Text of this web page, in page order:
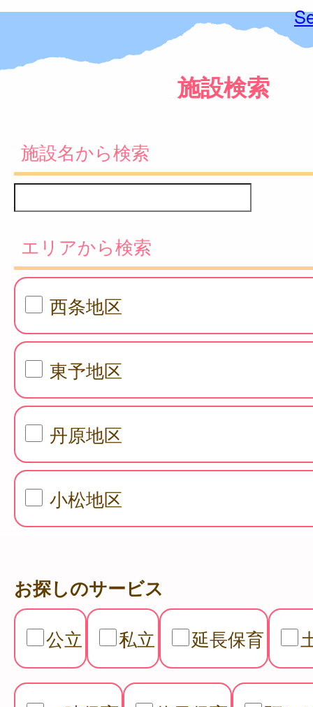
施設検索
施設名から検索
エリアから検索
西条地区
東予地区
丹原地区
小松地区
お探しのサービス
公立 私立 延長保育